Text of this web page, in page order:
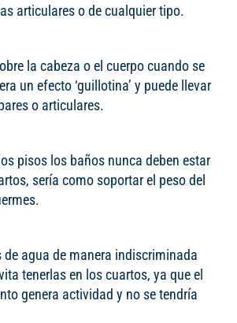
articulares o de cualquier tipo.
la cabeza o el cuerpo cuando se
un efecto ‘guillotina’ y puede llevar
o articulares.
pisos los baños nunca deben estar
sería como soportar el peso del
de agua de manera indiscriminada
tenerlas en los cuartos, ya que el
genera actividad y no se tendría